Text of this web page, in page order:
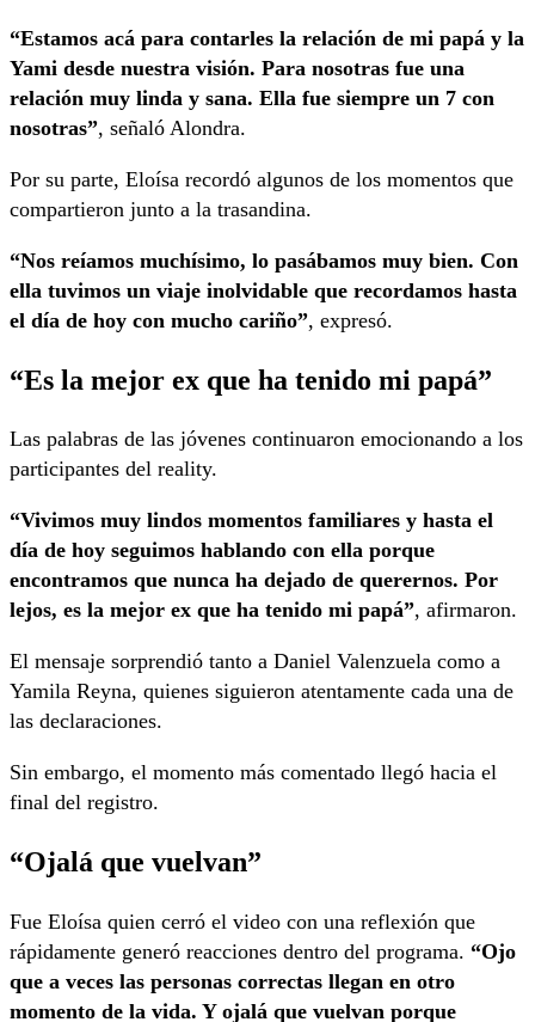
“Estamos acá para contarles la relación de mi papá y la
Yami desde nuestra visión. Para nosotras fue una
relación muy linda y sana. Ella fue siempre un 7 con
nosotras”, señaló Alondra.
Por su parte, Eloísa recordó algunos de los momentos que
compartieron junto a la trasandina.
“Nos reíamos muchísimo, lo pasábamos muy bien. Con
ella tuvimos un viaje inolvidable que recordamos hasta
el día de hoy con mucho cariño”, expresó.
“Es la mejor ex que ha tenido mi papá”
Las palabras de las jóvenes continuaron emocionando a los
participantes del reality.
“Vivimos muy lindos momentos familiares y hasta el
día de hoy seguimos hablando con ella porque
encontramos que nunca ha dejado de querernos. Por
lejos, es la mejor ex que ha tenido mi papá”, afirmaron.
El mensaje sorprendió tanto a Daniel Valenzuela como a
Yamila Reyna, quienes siguieron atentamente cada una de
las declaraciones.
Sin embargo, el momento más comentado llegó hacia el
final del registro.
“Ojalá que vuelvan”
Fue Eloísa quien cerró el video con una reflexión que
rápidamente generó reacciones dentro del programa. “Ojo
que a veces las personas correctas llegan en otro
momento de la vida. Y ojalá que vuelvan porque